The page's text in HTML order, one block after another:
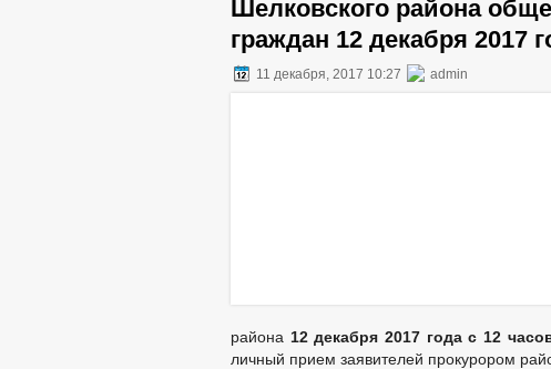
Шелковского района
граждан 12 декабря 2017
11 декабря, 2017 10:27 admin
района 12 декабря 2017 года с 12
личный прием заявителей прокурором